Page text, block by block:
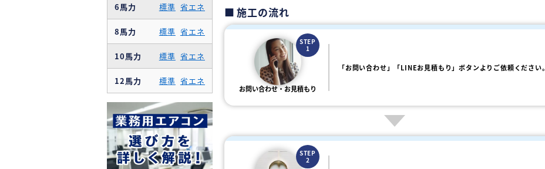
施工の流れ
STEP
1
お問い合わせ・お見積もり
「お問い合わせ」「LINEお見積もり」ボタンよりご依頼ください。
STEP
2
6馬力 標準 省エネ
8馬力 標準 省エネ
10馬力 標準 省エネ
12馬力 標準 省エネ